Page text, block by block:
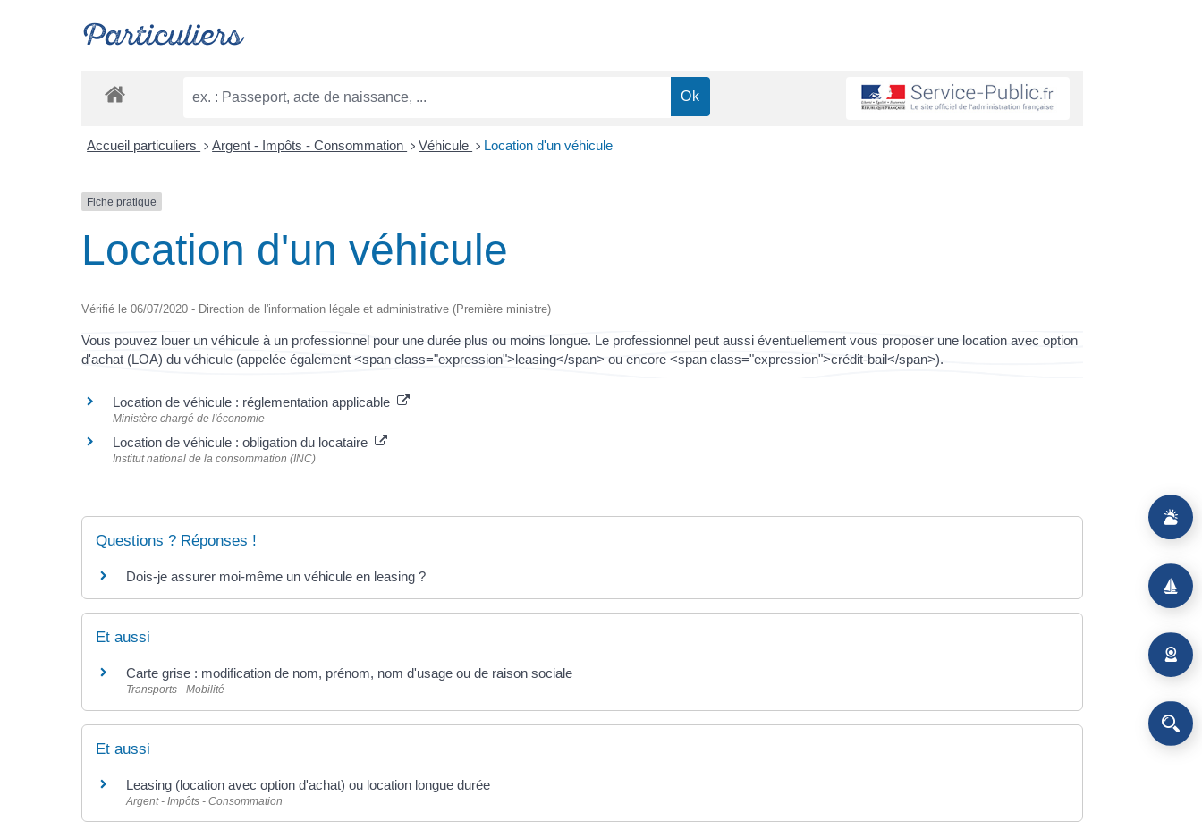
Particuliers
Accueil particuliers > Argent - Impôts - Consommation > Véhicule > Location d'un véhicule
Fiche pratique
Location d'un véhicule
Vérifié le 06/07/2020 - Direction de l'information légale et administrative (Première ministre)
Vous pouvez louer un véhicule à un professionnel pour une durée plus ou moins longue. Le professionnel peut aussi éventuellement vous proposer une location avec option
d'achat (LOA) du véhicule (appelée également <span class="expression">leasing</span> ou encore <span class="expression">crédit-bail</span>).
Location de véhicule : réglementation applicable
Ministère chargé de l'économie
Location de véhicule : obligation du locataire
Institut national de la consommation (INC)
Questions ? Réponses !
Dois-je assurer moi-même un véhicule en leasing ?
Et aussi
Carte grise : modification de nom, prénom, nom d'usage ou de raison sociale
Transports - Mobilité
Et aussi
Leasing (location avec option d'achat) ou location longue durée
Argent - Impôts - Consommation